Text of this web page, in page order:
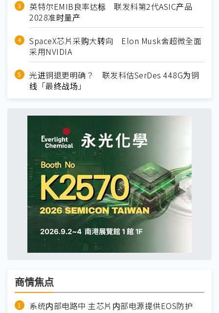
英特尔EMIB良率达标 联发科第2代ASIC产品
2028准时量产
SpaceX芯片采购大转向 Elon Musk舍超微全面
采用NVIDIA
光进铜退更明确？ 联发科估SerDes 448G为铜
线「最终战场」
商情焦点
系统内部电路中 主芯片内部电源提供EOS防护